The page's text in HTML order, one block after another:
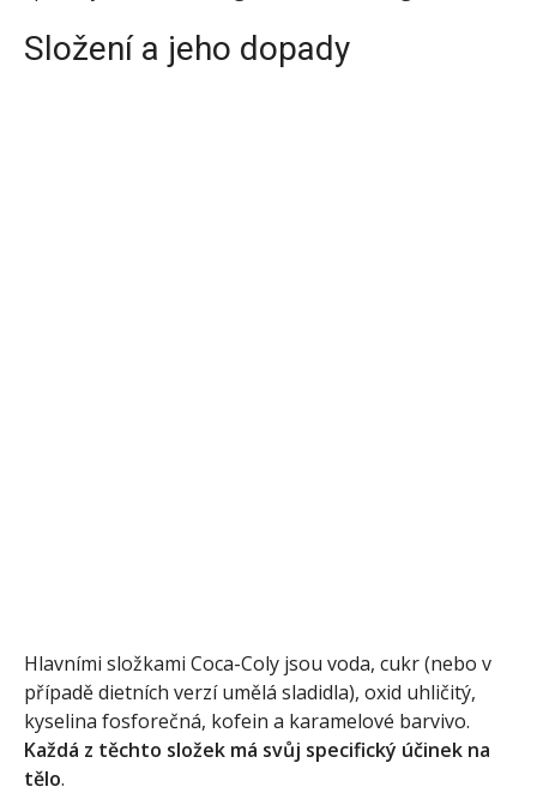
Složení a jeho dopady
Hlavními složkami Coca-Coly jsou voda, cukr (nebo v
případě dietních verzí umělá sladidla), oxid uhličitý,
kyselina fosforečná, kofein a karamelové barvivo.
Každá z těchto složek má svůj specifický účinek na
tělo.